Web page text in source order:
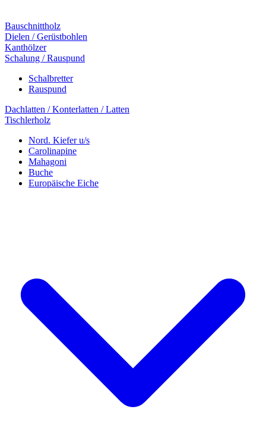
Bauschnittholz
Dielen / Gerüstbohlen
Kanthölzer
Schalung / Rauspund
Schalbretter
Rauspund
Dachlatten / Konterlatten / Latten
Tischlerholz
Nord. Kiefer u/s
Carolinapine
Mahagoni
Buche
Europäische Eiche